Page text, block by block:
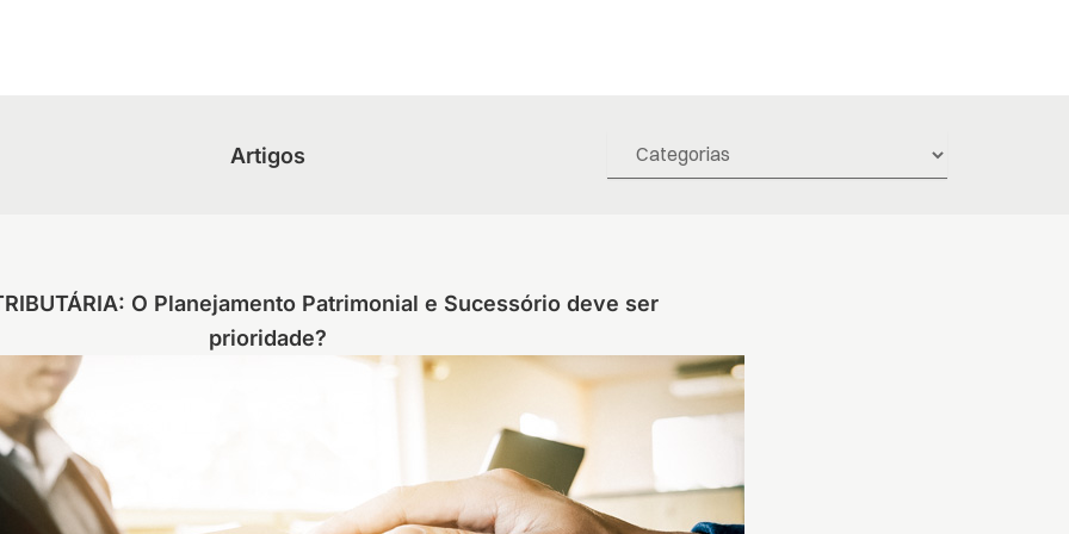
Artigos
O Planejamento Patrimonial e Sucessório deve ser
prioridade?